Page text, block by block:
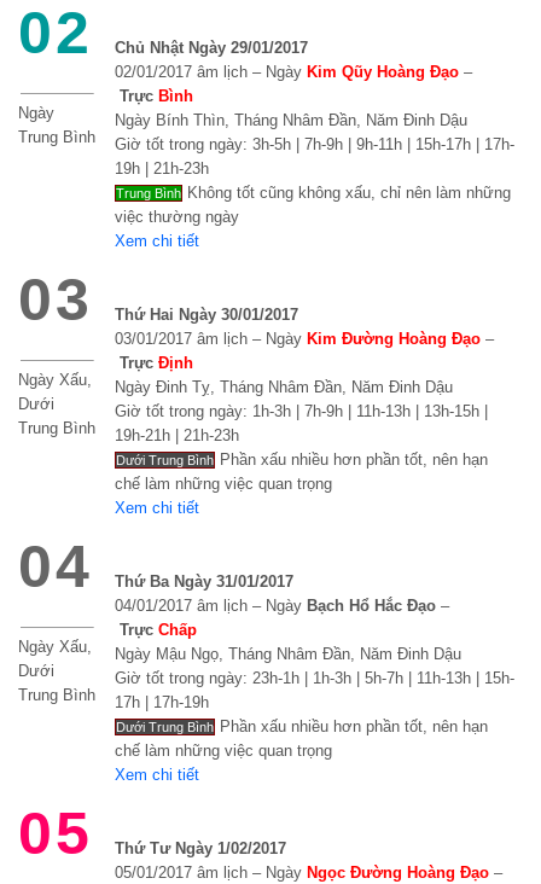
02
Ngày
Trung Bình
Chủ Nhật Ngày 29/01/2017
02/01/2017 âm lịch – Ngày Kim Qũy Hoàng Đạo –
Trực Bình
Ngày Bính Thìn, Tháng Nhâm Đần, Năm Đinh Dậu
Giờ tốt trong ngày: 3h-5h | 7h-9h | 9h-11h | 15h-17h | 17h-
19h | 21h-23h
Trung Bình Không tốt cũng không xấu, chỉ nên làm những
việc thường ngày
Xem chi tiết
03
Ngày Xấu,
Dưới
Trung Bình
Thứ Hai Ngày 30/01/2017
03/01/2017 âm lịch – Ngày Kim Đường Hoàng Đạo –
Trực Định
Ngày Đinh Tỵ, Tháng Nhâm Đần, Năm Đinh Dậu
Giờ tốt trong ngày: 1h-3h | 7h-9h | 11h-13h | 13h-15h |
19h-21h | 21h-23h
Dưới Trung Bình Phần xấu nhiều hơn phần tốt, nên hạn
chế làm những việc quan trọng
Xem chi tiết
04
Ngày Xấu,
Dưới
Trung Bình
Thứ Ba Ngày 31/01/2017
04/01/2017 âm lịch – Ngày Bạch Hổ Hắc Đạo –
Trực Chấp
Ngày Mậu Ngọ, Tháng Nhâm Đần, Năm Đinh Dậu
Giờ tốt trong ngày: 23h-1h | 1h-3h | 5h-7h | 11h-13h | 15h-
17h | 17h-19h
Dưới Trung Bình Phần xấu nhiều hơn phần tốt, nên hạn
chế làm những việc quan trọng
Xem chi tiết
05
Thứ Tư Ngày 1/02/2017
05/01/2017 âm lịch – Ngày Ngọc Đường Hoàng Đạo –